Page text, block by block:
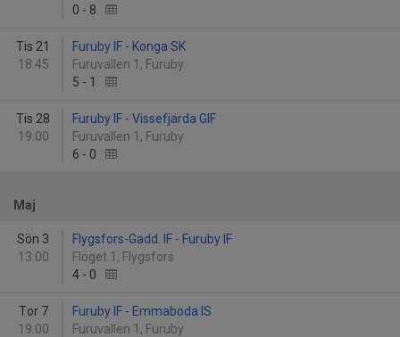
0 - 8
Tis 21
18:45
Furuby IF - Konga SK
Furuvallen 1, Furuby
5 - 1
Tis 28
19:00
Furuby IF - Vissefjärda GIF
Furuvallen 1, Furuby
6 - 0
Maj
Sön 3
13:00
Flygsfors-Gadd. IF - Furuby IF
Flöget 1, Flygsfors
4 - 0
Tor 7
19:00
Furuby IF - Emmaboda IS
Furuvallen 1, Furuby